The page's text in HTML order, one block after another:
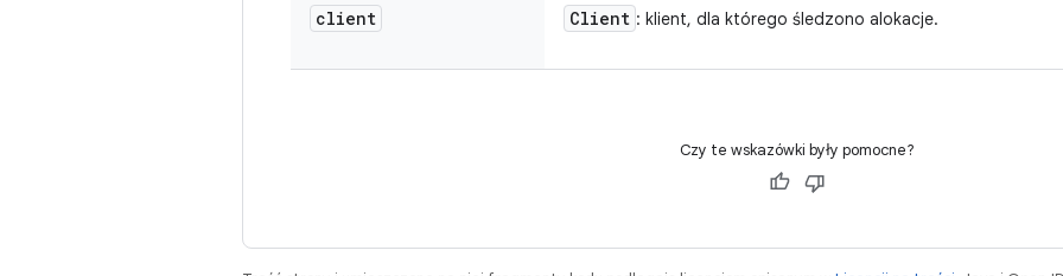
client Client : klient, dla którego śledzono alokacje.
Czy te wskazówki były pomocne?